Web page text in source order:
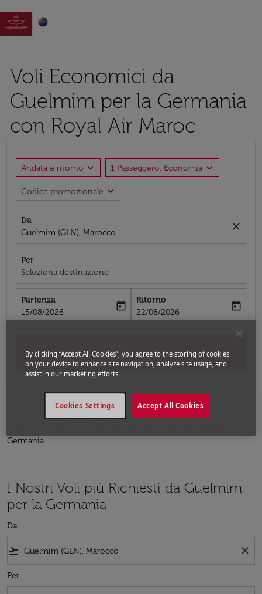

Voli Economici da
Guelmim per la Germania
con Royal Air Maroc
Andata e ritorno expand_more 1 Passeggero, Economia expand_more
Codice promozionale expand_more
Da
Guelmim (GLN), Marocco
close
Per
Seleziona destinazione
Partenza
fc-booking-departure-date-aria-label
15/08/2026
today
Ritorno
fc-booking-return-date-aria-label
22/08/2026
today
Cerca
Germania
I Nostri Voli più Richiesti da Guelmim
per la Germania
Da
flight_takeoff close
Per
By clicking “Accept All Cookies”, you agree to the storing of cookies
on your device to enhance site navigation, analyze site usage, and
assist in our marketing efforts.
Accept All Cookies
Cookies Settings